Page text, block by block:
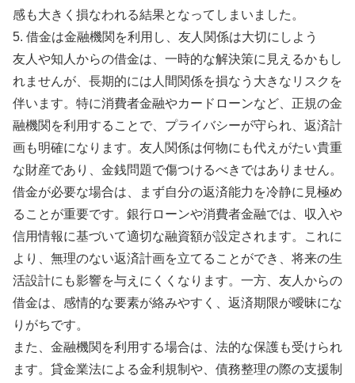
感も大きく損なわれる結果となってしまいました。
5. 借金は金融機関を利用し、友人関係は大切にしよう
友人や知人からの借金は、一時的な解決策に見えるかもし
れませんが、長期的には人間関係を損なう大きなリスクを
伴います。特に消費者金融やカードローンなど、正規の金
融機関を利用することで、プライバシーが守られ、返済計
画も明確になります。友人関係は何物にも代えがたい貴重
な財産であり、金銭問題で傷つけるべきではありません。
借金が必要な場合は、まず自分の返済能力を冷静に見極め
ることが重要です。銀行ローンや消費者金融では、収入や
信用情報に基づいて適切な融資額が設定されます。これに
より、無理のない返済計画を立てることができ、将来の生
活設計にも影響を与えにくくなります。一方、友人からの
借金は、感情的な要素が絡みやすく、返済期限が曖昧にな
りがちです。
また、金融機関を利用する場合は、法的な保護も受けられ
ます。貸金業法による金利規制や、債務整理の際の支援制